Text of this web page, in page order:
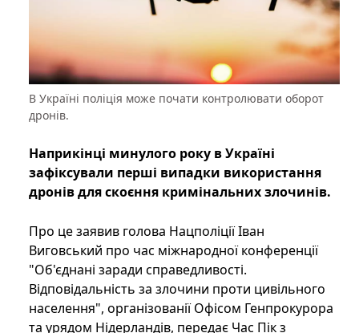
В Україні поліція може почати контролювати оборот
дронів.
Наприкінці минулого року в Україні
зафіксували перші випадки використання
дронів для скоєння кримінальних злочинів.
Про це заявив голова Нацполіції Іван
Виговський про час міжнародної конференції
"Об'єднані заради справедливості.
Відповідальність за злочини проти цивільного
населення", організованії Офісом Генпрокурора
та урядом Нідерландів, передає Час Пік з